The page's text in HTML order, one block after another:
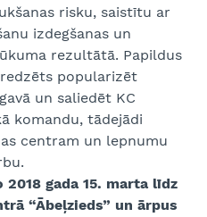
risku, saistītu ar
izdegšanas un
rezultātā. Papildus
popularizēt
un saliedēt KC
komandu, tādejādi
centram un lepnumu
gada 15. marta līdz
“Ābeļzieds” un ārpus